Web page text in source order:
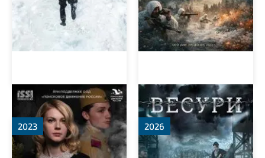
Часы для Веры Весури
2023 2026